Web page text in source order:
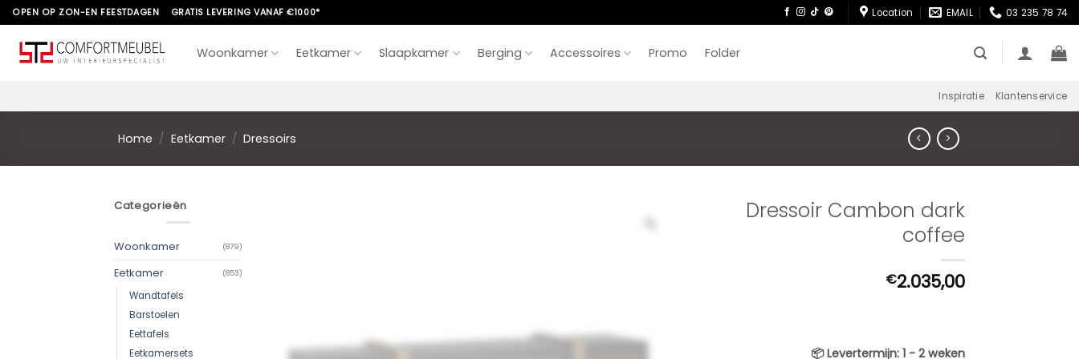
Skip
to
content
OPEN OP ZON-EN FEESTDAGEN GRATIS LEVERING VANAF €1000* Location EMAIL 03 235 78 74
Woonkamer Eetkamer Slaapkamer Berging Accessoires Promo Folder
Inspiratie Klantenservice
Home / Eetkamer / Dressoirs
Categorieën
Woonkamer (879)
Eetkamer (853)
Wandtafels
Barstoelen
Eettafels
Eetkamersets
Dressoir Cambon dark
coffee
€2.035,00
📦Levertermijn: 1 - 2 weken